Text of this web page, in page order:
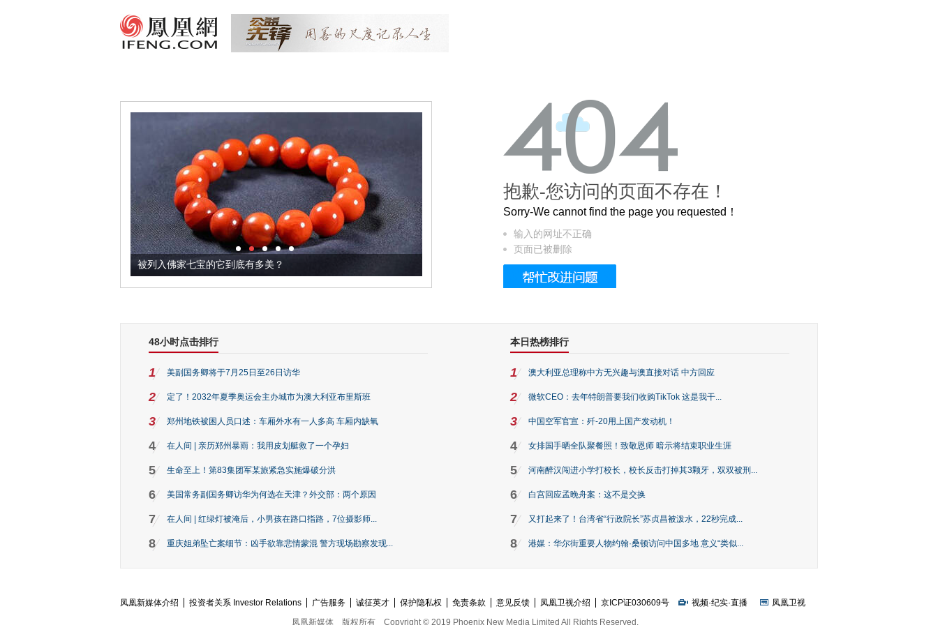
被列入佛家七宝的它到底有多美？ 这个3.2米的长卷，还原了600岁的紫禁城
抱歉-您访问的页面不存在！
Sorry-We cannot find the page you requested！
输入的网址不正确
页面已被删除
48小时点击排行
1 美副国务卿将于7月25日至26日访华
2 定了！2032年夏季奥运会主办城市为澳大利亚布里斯班
3 郑州地铁被困人员口述：车厢外水有一人多高 车厢内缺氧
4 在人间 | 亲历郑州暴雨：我用皮划艇救了一个孕妇
5 生命至上！第83集团军某旅紧急实施爆破分洪
6 美国常务副国务卿访华为何选在天津？外交部：两个原因
7 在人间 | 红绿灯被淹后，小男孩在路口指路，7位摄影师...
8 重庆姐弟坠亡案细节：凶手欲靠悲情蒙混 警方现场勘察发现...
本日热榜排行
1 澳大利亚总理称中方无兴趣与澳直接对话 中方回应
2 微软CEO：去年特朗普要我们收购TikTok 这是我干...
3 中国空军官宣：歼-20用上国产发动机！
4 女排国手晒全队聚餐照！致敬恩师 暗示将结束职业生涯
5 河南醉汉闯进小学打校长，校长反击打掉其3颗牙，双双被刑...
6 白宫回应孟晚舟案：这不是交换
7 又打起来了！台湾省“行政院长”苏贞昌被泼水，22秒完成...
8 港媒：华尔街重要人物约翰·桑顿访问中国多地 意义“类似...
凤凰新媒体介绍 投资者关系 Investor Relations 广告服务 诚征英才 保护隐私权 免责条款 意见反馈 凤凰卫视介绍 京ICP证030609号 视频·纪实·直播
凤凰卫视
凤凰新媒体
版权所有 Copyright © 2019 Phoenix New Media Limited All Rights Reserved.